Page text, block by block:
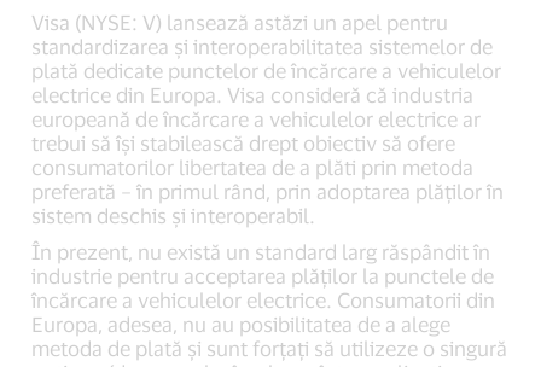
Visa (NYSE: V) lansează astăzi un apel pentru
standardizarea și interoperabilitatea sistemelor de
plată dedicate punctelor de încărcare a vehiculelor
electrice din Europa. Visa consideră că industria
europeană de încărcare a vehiculelor electrice ar
trebui să își stabilească drept obiectiv să ofere
consumatorilor libertatea de a plăti prin metoda
preferată – în primul rând, prin adoptarea plăților în
sistem deschis și interoperabil.
În prezent, nu există un standard larg răspândit în
industrie pentru acceptarea plăților la punctele de
încărcare a vehiculelor electrice. Consumatorii din
Europa, adesea, nu au posibilitatea de a alege
metoda de plată și sunt forțați să utilizeze o singură